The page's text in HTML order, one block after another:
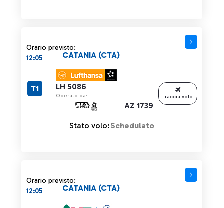
Orario previsto:
12:05
LH 5086
Operato da:
AZ 1739
CATANIA (CTA)
T1
Stato volo:Schedulato
Traccia volo
Orario previsto:
12:05
CATANIA (CTA)